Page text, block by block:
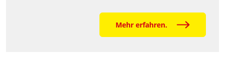
Mehr erfahren.